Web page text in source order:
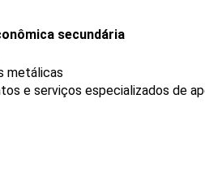
secundária
metálicas
e serviços especializados de